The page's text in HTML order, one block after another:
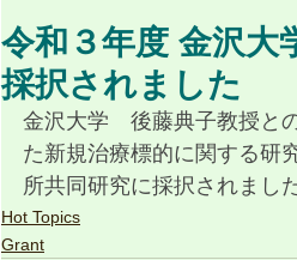
令和３年度 金沢大
採択されました
金沢大学　後藤典子教授と
た新規治療標的に関する研
所共同研究に採択されました
Hot Topics
Grant